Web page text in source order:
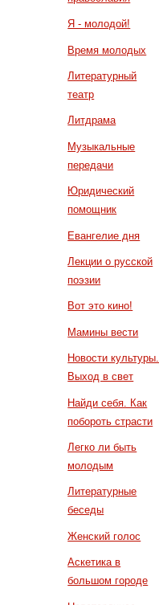
Я - молодой!
Время молодых
Литературный
театр
Литдрама
Музыкальные
передачи
Юридический
помощник
Евангелие дня
Лекции о русской
поэзии
Вот это кино!
Мамины вести
Новости культуры.
Выход в свет
Найди себя. Как
побороть страсти
Легко ли быть
молодым
Литературные
беседы
Женский голос
Аскетика в
большом городе